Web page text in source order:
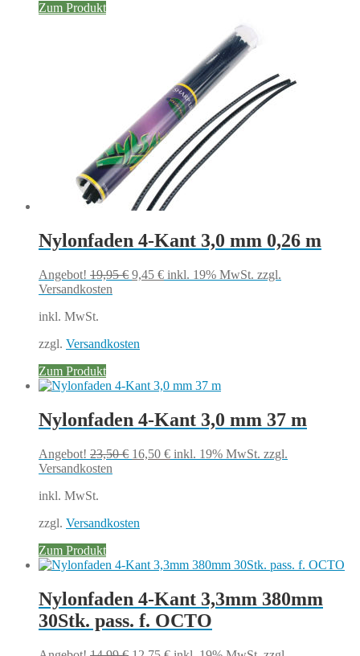
Zum Produkt
Nylonfaden 4-Kant 3,0 mm 0,26 m
Angebot! 19,95€ Ursprünglicher
9,45 €Aktueller
inkl. 19% MwSt. zzgl.
Versandkosten
inkl. MwSt.
zzgl. Versandkosten
Zum Produkt
Nylonfaden 4-Kant 3,0 mm 37 m
Angebot! 23,50€ Ursprünglicher
16,50 €Aktueller
inkl. 19% MwSt. zzgl.
Versandkosten
inkl. MwSt.
zzgl. Versandkosten
Zum Produkt
Nylonfaden 4-Kant 3,3mm 380mm
30Stk. pass. f. OCTO